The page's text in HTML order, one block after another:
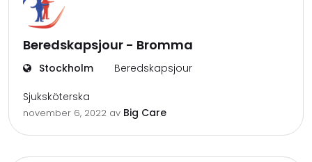
Beredskapsjour - Bromma
Stockholm Beredskapsjour
Sjuksköterska
november 6, 2022 av Big Care